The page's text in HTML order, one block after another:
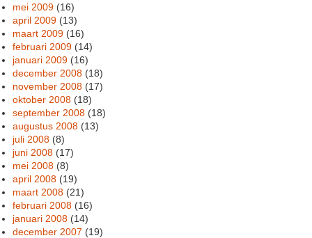
mei 2009 (16)
april 2009 (13)
maart 2009 (16)
februari 2009 (14)
januari 2009 (16)
december 2008 (18)
november 2008 (17)
oktober 2008 (18)
september 2008 (18)
augustus 2008 (13)
juli 2008 (8)
juni 2008 (17)
mei 2008 (8)
april 2008 (19)
maart 2008 (21)
februari 2008 (16)
januari 2008 (14)
december 2007 (19)